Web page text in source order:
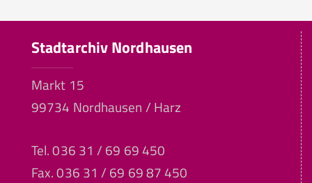
Stadtarchiv Nordhausen
Markt 15
99734 Nordhausen / Harz
Tel. 036 31 / 69 69 450
Fax. 036 31 / 69 69 87 450